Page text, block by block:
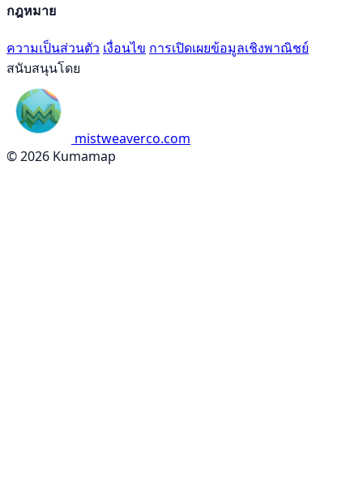
กฎหมาย
ความเป็นส่วนตัว เงื่อนไข การเปิดเผยข้อมูลเชิงพาณิชย์
สนับสนุนโดย
mistweaverco.com
© 2026 Kumamap